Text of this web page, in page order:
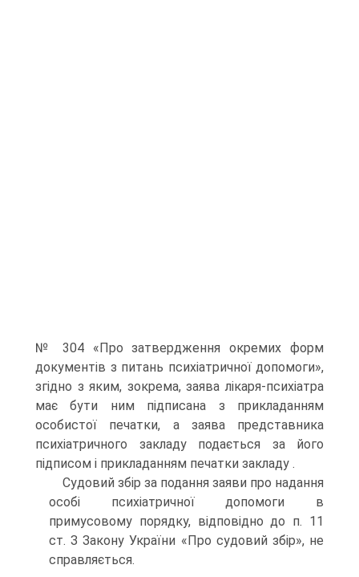
№ 304 «Про затвердження окремих форм
документів з питань психіатричної допомоги»,
згідно з яким, зокрема, заява лікаря-психіатра
має бути ним підписана з прикладанням
особистої печатки, а заява представника
психіатричного закладу подається за його
підписом і прикладанням печатки закладу .
Судовий збір за подання заяви про надання
особі психіатричної допомоги в
примусовому порядку, відповідно до п. 11
ст. З Закону України «Про судовий збір», не
справляється.